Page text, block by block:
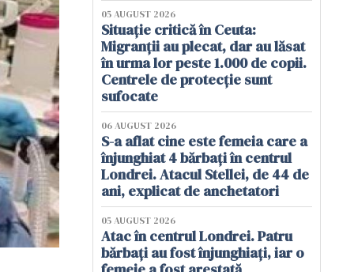
05 AUGUST 2026
Situație critică în Ceuta:
Migranții au plecat, dar au lăsat
în urma lor peste 1.000 de copii.
Centrele de protecție sunt
sufocate
06 AUGUST 2026
S-a aflat cine este femeia care a
înjunghiat 4 bărbați în centrul
Londrei. Atacul Stellei, de 44 de
ani, explicat de anchetatori
05 AUGUST 2026
Atac în centrul Londrei. Patru
bărbați au fost înjunghiați, iar o